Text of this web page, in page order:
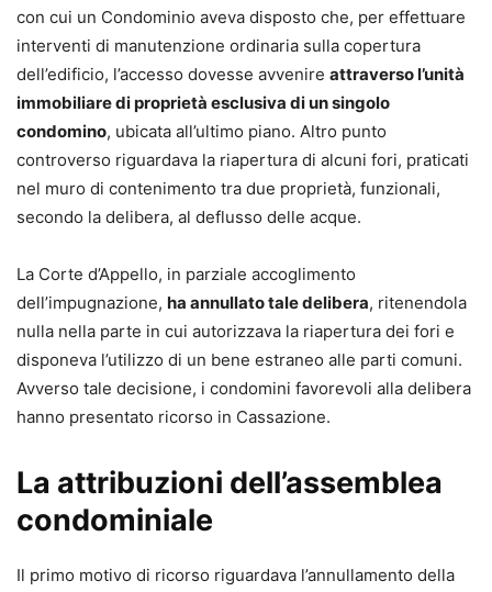
decisionali, discussioni inutili e interpretazioni
troppo rigide.
Approfondisce i quorum deliberativi, mettendo
in discussione prassi consolidate e mostrando
quando la maggioranza di un terzo dei millesimi
può essere decisiva per approvare i lavori.
Analizza temi ricorrenti nella gestione
condominiale: manutenzioni, innovazioni,
regolamento condominiale, tabelle millesimali e
sanzioni.
Fornisce casi d’uso, esempi pratici e consigli utili
per affrontare con maggiore sicurezza le
decisioni assembleari.
Aiuta a comprendere cosa dicono le norme, ma
soluzioni operative spesso trascurate.
Il volume affronta, tra gli altri, i seguenti argomenti:
con cui un Condominio aveva disposto che, per effettuare
interventi di manutenzione ordinaria sulla copertura
dell’edificio, l’accesso dovesse avvenire attraverso l’unità
immobiliare di proprietà esclusiva di un singolo
condomino, ubicata all’ultimo piano. Altro punto
controverso riguardava la riapertura di alcuni fori, praticati
nel muro di contenimento tra due proprietà, funzionali,
secondo la delibera, al deflusso delle acque.
La Corte d’Appello, in parziale accoglimento
dell’impugnazione, ha annullato tale delibera, ritenendola
nulla nella parte in cui autorizzava la riapertura dei fori e
disponeva l’utilizzo di un bene estraneo alle parti comuni.
Avverso tale decisione, i condomini favorevoli alla delibera
hanno presentato ricorso in Cassazione.
La attribuzioni dell’assemblea
condominiale
Il primo motivo di ricorso riguardava l’annullamento della